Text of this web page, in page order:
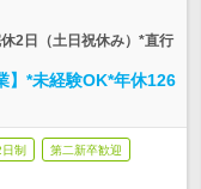
2日（土日祝休み）*直行
*未経験OK*年休126
制 第二新卒歓迎